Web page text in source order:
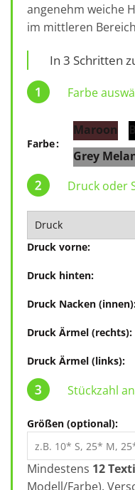
angenehm weiche
im mittleren
In 3 Schritten
Farbe
Farbe
Maroon
Grey
Druck oder
Druck vorne:
Druck hinten:
Druck Nacken
Druck Ärmel (rechts):
Druck Ärmel (links):
Stückzahl
Größen (optional):
Mindestens 12
Modell/Farbe).